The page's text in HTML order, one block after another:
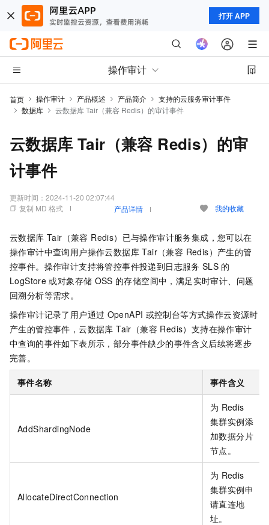
打开 APP
操作审计
首页 操作审计 产品概述 产品简介
支持的云服务审计事件
数据库
云数据库 Tair（兼容 Redis）的审计事件
云数据库 Tair（兼容 Redis）的审
计事件
更新时间： 2024-11-20 02:07:44
复制 MD 格式
产品详情 我的收藏
云数据库 Tair（兼容 Redis）已与操作审计服务集成，您可以在
操作审计中查询用户操作云数据库 Tair（兼容 Redis）产生的管
控事件。操作审计支持将管控事件投递到日志服务 SLS 的
LogStore 或对象存储 OSS 的存储空间中，满足实时审计、问题
回溯分析等需求。
操作审计记录了用户通过 OpenAPI 或控制台等方式操作云资源时
产生的管控事件，云数据库 Tair（兼容 Redis）支持在操作审计
中查询的事件如下表所示，部分事件缺少的事件含义后续将逐步
完善。
事件名称 事件含义
AddShardingNode
为 Redis
集群实例添
加数据分片
节点。
AllocateDirectConnection
为 Redis
集群实例申
请直连地
址。